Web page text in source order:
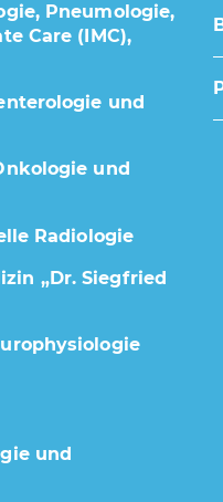
Pneumologie,
Care (IMC),
und
und
Radiologie
„Dr. Siegfried
und